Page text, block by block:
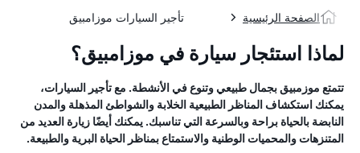
الصفحة الرئيسية تأجير السيارات موزامبيق
لماذا استئجار سيارة في موزامبيق؟
تتمتع موزمبيق بجمال طبيعي وتنوع في الأنشطة. مع تأجير السيارات،
يمكنك استكشاف المناظر الطبيعية الخلابة والشواطئ المذهلة والمدن
النابضة بالحياة براحة وبالسرعة التي تناسبك. يمكنك أيضًا زيارة العديد من
المتنزهات والمحميات الوطنية والاستمتاع بمناظر الحياة البرية والطبيعة.